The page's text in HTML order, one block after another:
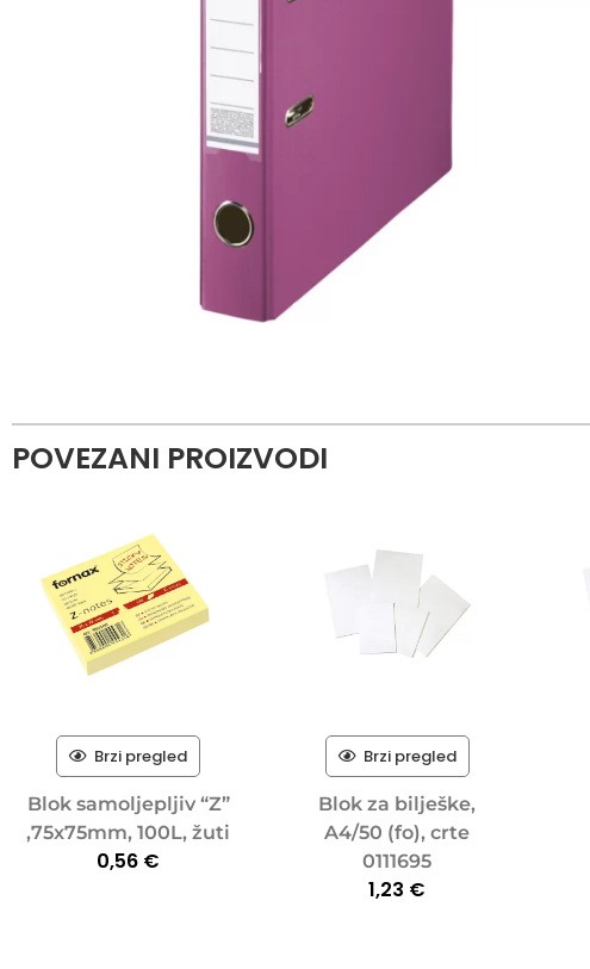
POVEZANI PROIZVODI
Brzi pregled
Blok samoljepljiv “Z”
,75x75mm, 100L, žuti
0,56 €
Brzi pregled
Blok za bilješke,
A4/50 (fo), crte
0111695
1,23 €